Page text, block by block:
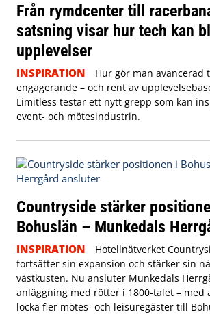
Från rymdcenter till
satsning visar hur tech kan
upplevelser
INSPIRATION
Hur gör man avancerad
engagerande – och rent av
Limitless testar ett nytt grepp som kan
event- och mötesindustrin.
Countryside stärker
Bohuslän – Munkedals
INSPIRATION
Hotellnätverket
fortsätter sin expansion och stärker sin
västkusten. Nu ansluter Munkedals
anläggning med rötter i 1800-talet – med
locka fler mötes- och leisuregäster till